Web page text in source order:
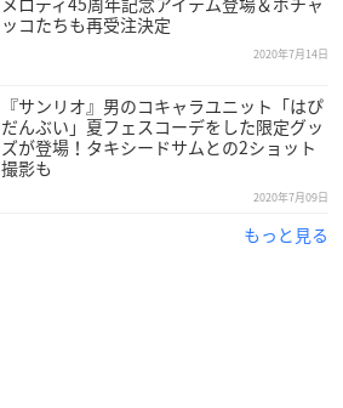
ッコたちも再受注決定
2020年7月14日
『サンリオ』男のコキャラユニット「はぴ
だんぶい」夏フェスコーデをした限定グッ
ズが登場！タキシードサムとの2ショット
撮影も
2020年7月09日
もっと見る